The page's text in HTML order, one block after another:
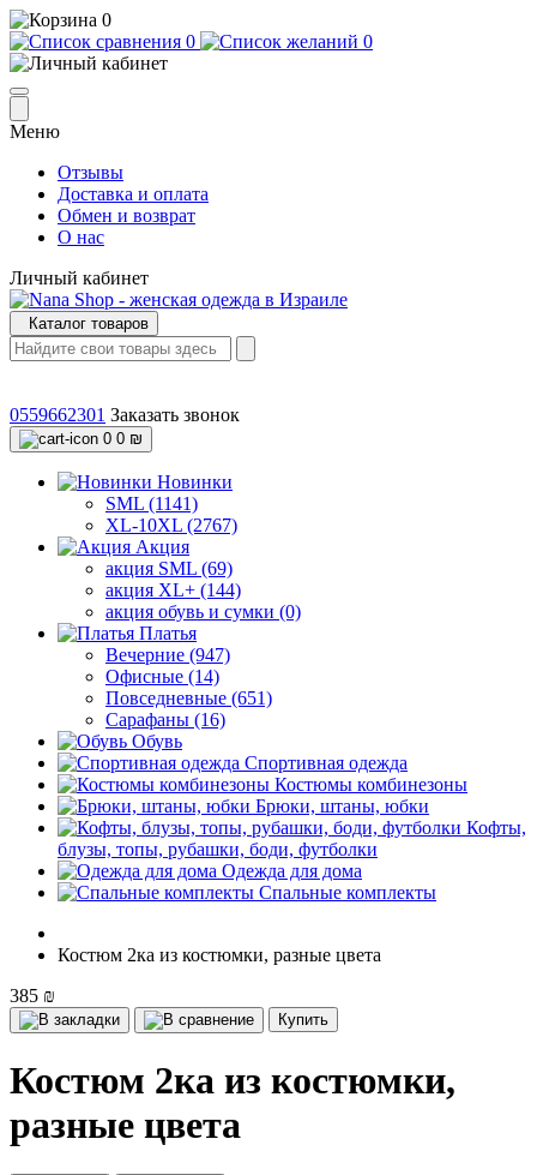
0
0
0
Меню
Отзывы
Доставка и оплата
Обмен и возврат
О нас
Личный кабинет
Каталог товаров
0559662301 Заказать звонок
0 0 ₪
Новинки
SML (1141)
XL-10XL (2767)
Акция
акция SML (69)
акция XL+ (144)
акция обувь и сумки (0)
Платья
Вечерние (947)
Офисные (14)
Повседневные (651)
Сарафаны (16)
Обувь
Спортивная одежда
Костюмы комбинезоны
Брюки, штаны, юбки
Кофты,
блузы, топы, рубашки, боди, футболки
Одежда для дома
Спальные комплекты
Костюм 2ка из костюмки, разные цвета
385 ₪
Купить
Костюм 2ка из костюмки,
разные цвета